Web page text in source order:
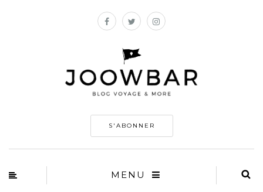
S'ABONNER
MENU